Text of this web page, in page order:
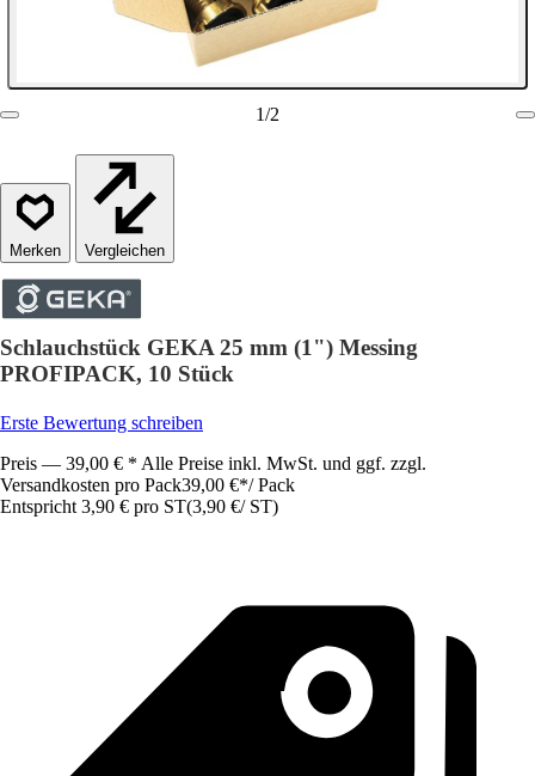
1/2
Vergleichen
Schlauchstück GEKA 25 mm (1") Messing
PROFIPACK, 10 Stück
Erste Bewertung schreiben
Preis — 39,00 € * Alle Preise inkl. MwSt. und ggf. zzgl.
Versandkosten pro Pack39,00 €*/ Pack
Entspricht 3,90 € pro ST(3,90 €/ ST)